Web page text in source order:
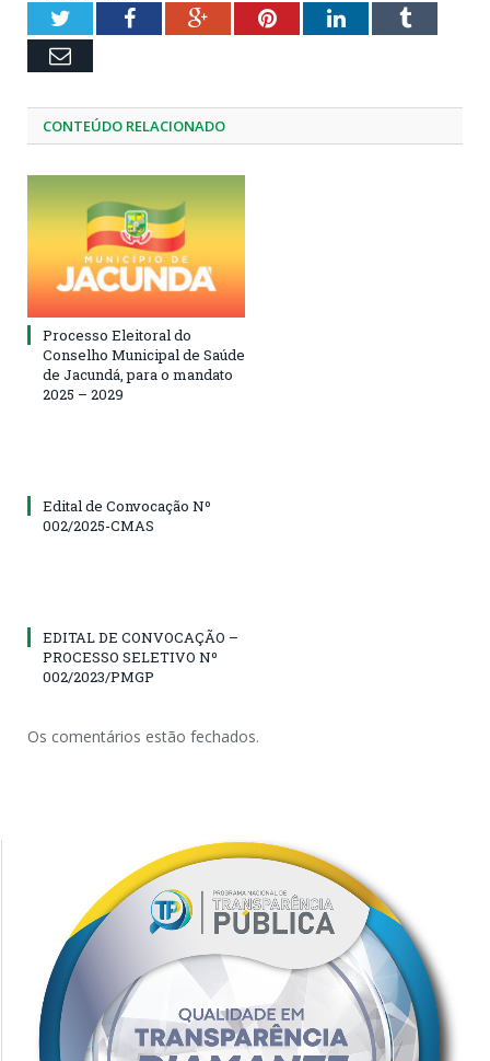
TwitterFacebookGoogle+PinterestLinkedInTumblr
Email
CONTEÚDO RELACIONADO
Processo Eleitoral do
Conselho Municipal de Saúde
de Jacundá, para o mandato
2025 – 2029
Edital de Convocação Nº
002/2025-CMAS
EDITAL DE CONVOCAÇÃO –
PROCESSO SELETIVO Nº
002/2023/PMGP
Os comentários estão fechados.